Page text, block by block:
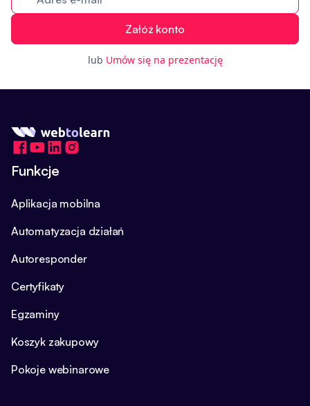
lub Umów się na prezentację
Funkcje
Aplikacja mobilna
Automatyzacja działań
Autoresponder
Certyfikaty
Egzaminy
Koszyk zakupowy
Pokoje webinarowe